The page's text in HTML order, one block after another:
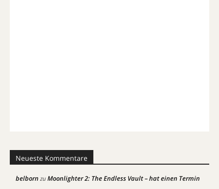
Neueste Kommentare
belborn zuMoonlighter 2: The Endless Vault – hat einen Termin